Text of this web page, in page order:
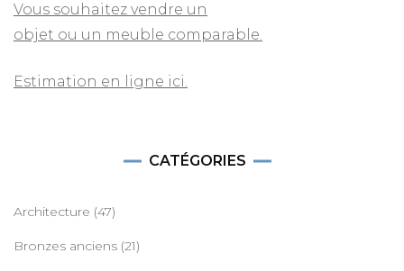
Vous souhaitez vendre un
objet ou un meuble comparable.
Estimation en ligne ici.
CATÉGORIES
Architecture (47)
Bronzes anciens (21)